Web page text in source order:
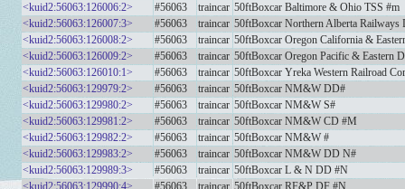
<kuid2:56063:126006:2>
#56063 traincar 50ftBoxcar Baltimore & Ohio TSS #m
<kuid2:56063:126007:3>
#56063 traincar 50ftBoxcar Northern Alberta Railways
<kuid2:56063:126008:2>
#56063 traincar 50ftBoxcar Oregon California &
<kuid2:56063:126009:2>
#56063 traincar 50ftBoxcar Oregon Pacific & Eastern
<kuid2:56063:126010:1>
#56063 traincar 50ftBoxcar Yreka Western Railroad
<kuid2:56063:129979:2>
#56063 traincar 50ftBoxcar NM&W DD#
<kuid2:56063:129980:2>
#56063 traincar 50ftBoxcar NM&W S#
<kuid2:56063:129981:2>
#56063 traincar 50ftBoxcar NM&W CD #M
<kuid2:56063:129982:2>
#56063 traincar 50ftBoxcar NM&W #
<kuid2:56063:129983:2>
#56063 traincar 50ftBoxcar NM&W DD N#
<kuid2:56063:129989:3>
#56063 traincar 50ftBoxcar L & N DD #N
<kuid2:56063:129990:4>
#56063 traincar 50ftBoxcar RF&P DF #N